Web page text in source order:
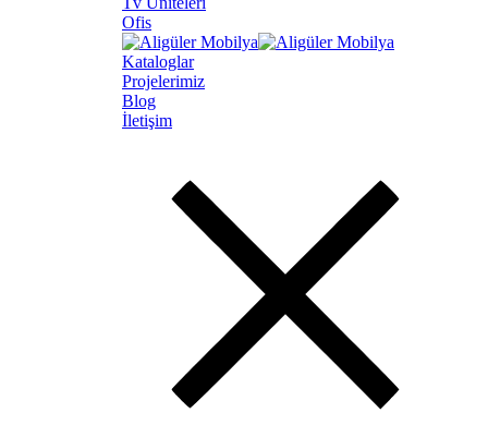
Ofis
Kataloglar
Projelerimiz
Blog
İletişim